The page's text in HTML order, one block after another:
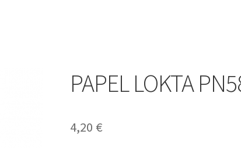
PAPEL LOKTA
4,20 €